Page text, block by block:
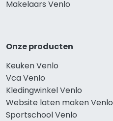
Makelaars Venlo
Onze producten
Keuken Venlo
Vca Venlo
Kledingwinkel Venlo
Website laten maken Venlo
Sportschool Venlo